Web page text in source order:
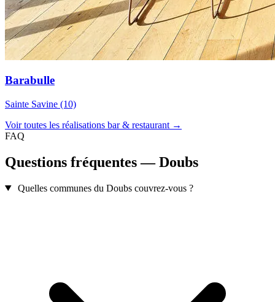
Barabulle
Sainte Savine (10)
Voir toutes les réalisations bar & restaurant →
FAQ
Questions fréquentes — Doubs
Quelles communes du Doubs couvrez-vous ?